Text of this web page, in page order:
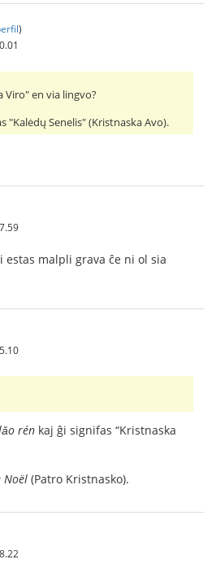
)
Viro" en via lingvo?
"Kalėdų Senelis" (Kristnaska Avo).
estas malpli grava ĉe ni ol sia
rén kaj ĝi signifas “Kristnaska
Noël (Patro Kristnasko).